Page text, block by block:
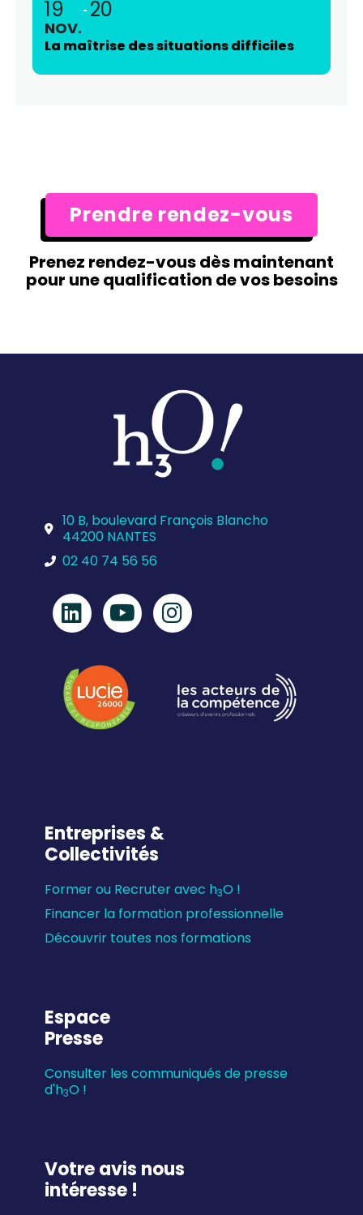
19
NOV.
20
La maîtrise des situations difficiles
Prendre rendez-vous
Prenez rendez-vous dès maintenant
pour une qualification de vos besoins
10 B, boulevard François Blancho
44200 NANTES
02 40 74 56 56
Entreprises &
Collectivités
Former ou Recruter avec h3O !
Financer la formation professionnelle
Découvrir toutes nos formations
Espace
Presse
Consulter les communiqués de presse
d'h3O !
Votre avis nous
intéresse !